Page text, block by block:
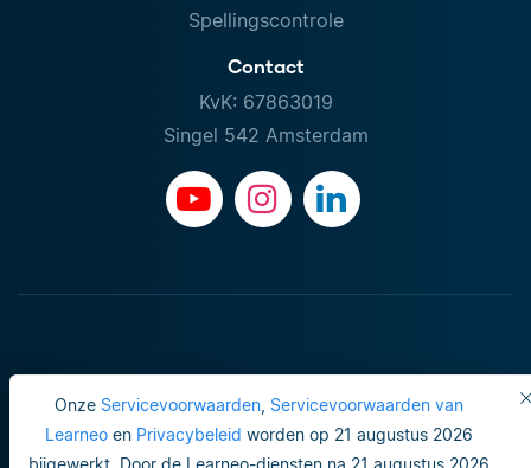
Onze Servicevoorwaarden, Servicevoorwaarden van
Learneoen Privacybeleid worden op 21 augustus 2026
bijgewerkt. Door de Learneo-diensten na 21 augustus 2026
Spellingscontrole
Contact
KvK: 67863019
Singel 542 Amsterdam